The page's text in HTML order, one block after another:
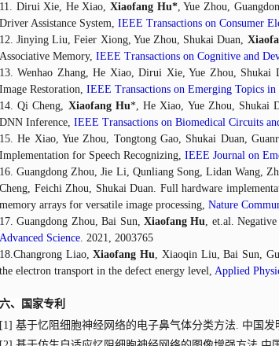
11. Dirui Xie, He Xiao,Xiaofang Hu*, Yue Zhou,
Driver Assistance System, IEEE Transactions on Consumer
12. Jinying Liu, Feier Xiong, Yue Zhou, Shukai Duan,
Associative Memory, IEEE Transactions on Cognitive and
13. Wenhao Zhang, He Xiao, Dirui Xie, Yue Zhou, Shukai
Image Restoration, IEEE Transactions on Emerging Topics
14. Qi Cheng, Xiaofang Hu*, He Xiao, Yue Zhou, Shukai
DNN Inference, IEEE Transactions on Biomedical Circuits
15. He Xiao, Yue Zhou, Tongtong Gao, Shukai Duan,
Implementation for Speech Recognizing, IEEE Journal on
16. Guangdong Zhou, Jie Li, Qunliang Song, Lidan Wang,
Cheng, Feichi Zhou, Shukai Duan. Full hardware
memory arrays for versatile image processing, Nature
17. Guangdong Zhou, Bai Sun, Xiaofang Hu, et.al.
Advanced Science. 2021, 2003765
18.Changrong Liao,Xiaofang Hu, Xiaoqin Liu, Bai Sun,
the electron transport in the defect energy level, Applied
六、国家专利
[1] 基于忆阻细胞神经网络的电子鼻气体分类方法. 中国发